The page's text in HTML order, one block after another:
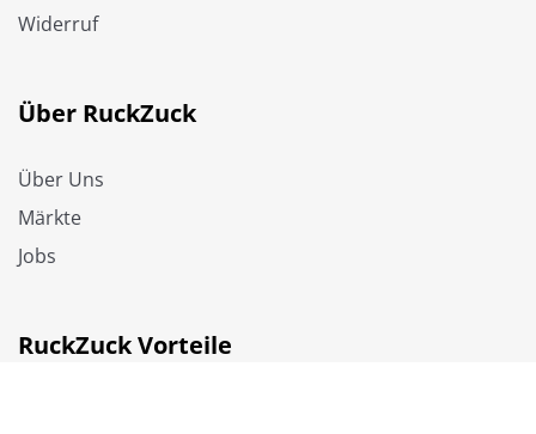
Widerruf
Über RuckZuck
Über Uns
Märkte
Jobs
RuckZuck Vorteile